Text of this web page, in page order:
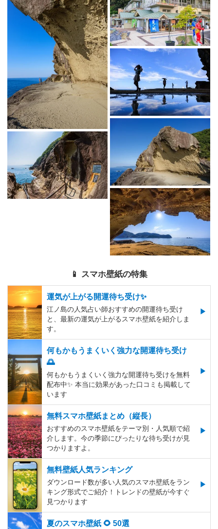
📱 スマホ壁紙の特集
運気が上がる開運待ち受け✨
江ノ島の人気占い師おすすめの開運待ち受け
と、最新の運気が上がるスマホ壁紙を紹介しま
す。
何もかもうまくいく強力な開運待ち受け
🌅
何もかもうまくいく強力な開運待ち受けを無料
配布中✨️ 本当に効果があった口コミも掲載して
います
無料スマホ壁紙まとめ（縦長）
おすすめのスマホ壁紙をテーマ別・人気順で紹
介します。今の季節にぴったりな待ち受けが見
つかりますよ。
無料壁紙人気ランキング
ダウンロード数が多い人気のスマホ壁紙をラン
キング形式でご紹介！トレンドの壁紙が今すぐ
見つかります
夏のスマホ壁紙 🌻 50選